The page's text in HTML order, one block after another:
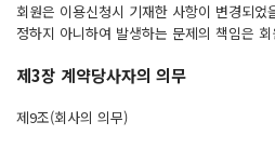
회원은 이용신청시 기재한 사항이 변경되
정하지 아니하여 발생하는 문제의 책임은
제3장 계약당사자의 의무
제9조(회사의 의무)